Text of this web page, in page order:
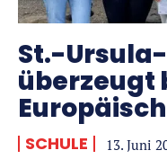
St.-
überzeugt
SCHULE 13. Juni